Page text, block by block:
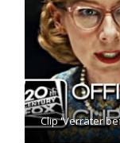
Clip 'Verräter